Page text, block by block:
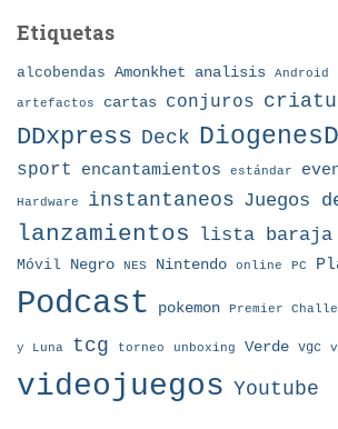
Etiquetas
alcobendas Amonkhet analisis Android
artefactos cartas conjuros
DDxpress Deck
sport
encantamientos estándar
Hardware instantaneos Juegos
lanzamientos lista baraja
Móvil Negro NES Nintendo online PC
Podcast pokemon Premier
y Luna tcg torneo unboxing Verde vgc
videojuegos Youtube